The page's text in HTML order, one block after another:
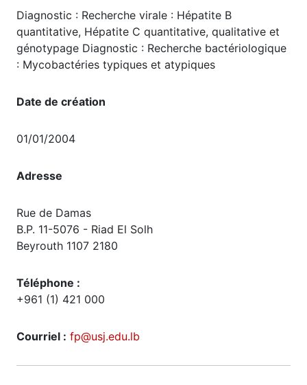
Diagnostic : Recherche virale : Hépatite B
quantitative, Hépatite C quantitative, qualitative et
génotypage Diagnostic : Recherche bactériologique
: Mycobactéries typiques et atypiques
Date de création
01/01/2004
Adresse
Rue de Damas
B.P. 11-5076 - Riad El Solh
Beyrouth 1107 2180
Téléphone :
+961 (1) 421 000
Courriel : fp@usj.edu.lb